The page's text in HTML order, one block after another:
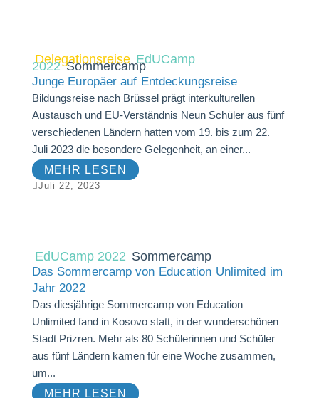
Delegationsreise EdUCamp
2022 Sommercamp
Junge Europäer auf Entdeckungsreise
Bildungsreise nach Brüssel prägt interkulturellen
Austausch und EU-Verständnis Neun Schüler aus fünf
verschiedenen Ländern hatten vom 19. bis zum 22.
Juli 2023 die besondere Gelegenheit, an einer...
MEHR LESEN
 Juli 22, 2023
EdUCamp 2022 Sommercamp
Das Sommercamp von Education Unlimited im
Jahr 2022
Das diesjährige Sommercamp von Education
Unlimited fand in Kosovo statt, in der wunderschönen
Stadt Prizren. Mehr als 80 Schülerinnen und Schüler
aus fünf Ländern kamen für eine Woche zusammen,
um...
MEHR LESEN